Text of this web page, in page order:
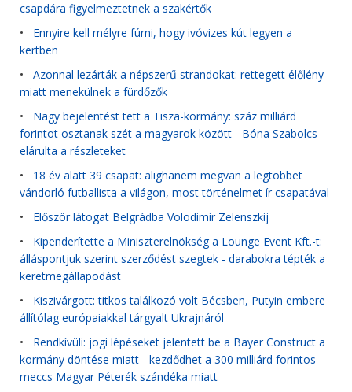
csapdára figyelmeztetnek a szakértők
• Ennyire kell mélyre fúrni, hogy ivóvizes kút legyen a
kertben
• Azonnal lezárták a népszerű strandokat: rettegett élőlény
miatt menekülnek a fürdőzők
• Nagy bejelentést tett a Tisza-kormány: száz milliárd
forintot osztanak szét a magyarok között - Bóna Szabolcs
elárulta a részleteket
• 18 év alatt 39 csapat: alighanem megvan a legtöbbet
vándorló futballista a világon, most történelmet ír csapatával
• Először látogat Belgrádba Volodimir Zelenszkij
• Kipenderítette a Miniszterelnökség a Lounge Event Kft.-t:
álláspontjuk szerint szerződést szegtek - darabokra tépték a
keretmegállapodást
• Kiszivárgott: titkos találkozó volt Bécsben, Putyin embere
állítólag európaiakkal tárgyalt Ukrajnáról
• Rendkívüli: jogi lépéseket jelentett be a Bayer Construct a
kormány döntése miatt - kezdődhet a 300 milliárd forintos
meccs Magyar Péterék szándéka miatt